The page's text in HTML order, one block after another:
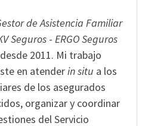
de Asistencia Familiar
Seguros- ERGO Seguros
2011. Mi trabajo
en atenderin situ a los
de los asegurados
organizar y coordinar
del Servicio